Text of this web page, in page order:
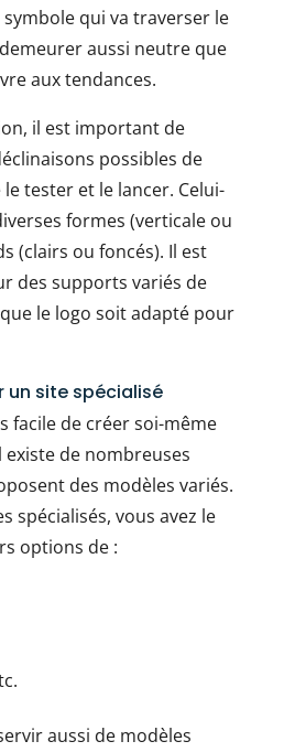
symbole qui va traverser le
aussi neutre que
aux tendances.
il est important de
possibles de
tester et le lancer. Celui-
formes (verticale ou
(clairs ou foncés). Il est
des supports variés de
le logo soit adapté pour
un site spécialisé
facile de créer soi-même
existe de nombreuses
des modèles variés.
spécialisés, vous avez le
options de :
aussi de modèles